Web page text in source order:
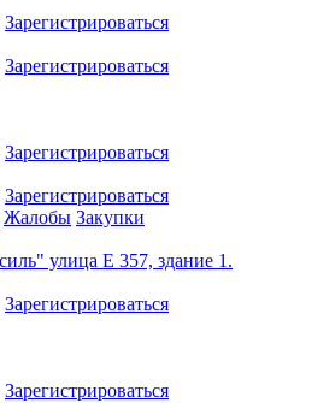
Зарегистрироваться
Зарегистрироваться
Зарегистрироваться
Зарегистрироваться
Жалобы Закупки
улица Е 357, здание 1.
Зарегистрироваться
Зарегистрироваться